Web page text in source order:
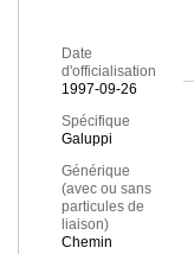
Date
d'officialisation
1997-09-26
Spécifique
Galuppi
Générique
(avec ou sans
particules de
liaison)
Chemin